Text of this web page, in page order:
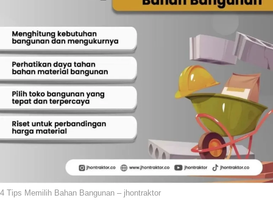
4 Tips Memilih Bahan Bangunan – jhontraktor